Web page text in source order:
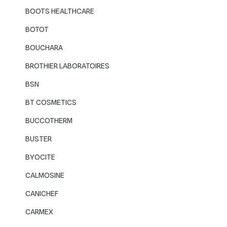
BOOTS HEALTHCARE
BOTOT
BOUCHARA
BROTHIER LABORATOIRES
BSN
BT COSMETICS
BUCCOTHERM
BUSTER
BYOCITE
CALMOSINE
CANICHEF
CARMEX